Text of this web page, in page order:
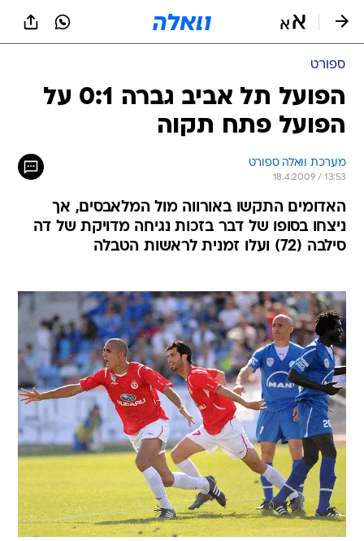
ספורט
הפועל תל אביב גברה 0:1 על
הפועל פתח תקוה
מערכת וואלה ספורט
18.4.2009 / 13:53
האדומים התקשו באורווה מול המלאבסים, אך
ניצחו בסופו של דבר בזכות נגיחה מדויקת של דה
סילבה (72) ועלו זמנית לראשות הטבלה